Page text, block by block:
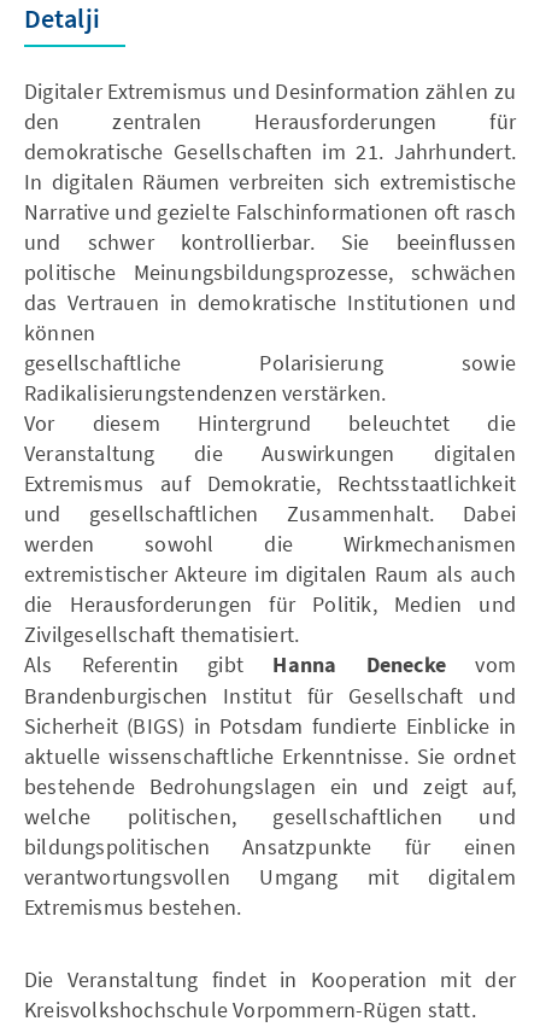
Detalji
Digitaler Extremismus und Desinformation zählen zu
den zentralen Herausforderungen für
demokratische Gesellschaften im 21. Jahrhundert.
In digitalen Räumen verbreiten sich extremistische
Narrative und gezielte Falschinformationen oft rasch
und schwer kontrollierbar. Sie beeinflussen
politische Meinungsbildungsprozesse, schwächen
das Vertrauen in demokratische Institutionen und
können
gesellschaftliche Polarisierung sowie
Radikalisierungstendenzen verstärken.
Vor diesem Hintergrund beleuchtet die
Veranstaltung die Auswirkungen digitalen
Extremismus auf Demokratie, Rechtsstaatlichkeit
und gesellschaftlichen Zusammenhalt. Dabei
werden sowohl die Wirkmechanismen
extremistischer Akteure im digitalen Raum als auch
die Herausforderungen für Politik, Medien und
Zivilgesellschaft thematisiert.
Als Referentin gibt Hanna Denecke vom
Brandenburgischen Institut für Gesellschaft und
Sicherheit (BIGS) in Potsdam fundierte Einblicke in
aktuelle wissenschaftliche Erkenntnisse. Sie ordnet
bestehende Bedrohungslagen ein und zeigt auf,
welche politischen, gesellschaftlichen und
bildungspolitischen Ansatzpunkte für einen
verantwortungsvollen Umgang mit digitalem
Extremismus bestehen.
Die Veranstaltung findet in Kooperation mit der
Kreisvolkshochschule Vorpommern-Rügen statt.